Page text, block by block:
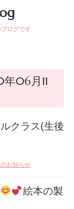
ログです
06月11
クラス(生後
お知らせ
絵本の製